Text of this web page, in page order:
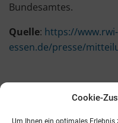
Cookie-
Um Ihnen ein optimales Erlebnis
Bundesamtes.
Quelle: https://www.rwi-
essen.de/presse/
Kontakt AGB